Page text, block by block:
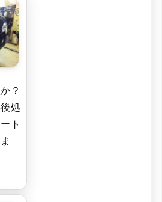
？
処
ト